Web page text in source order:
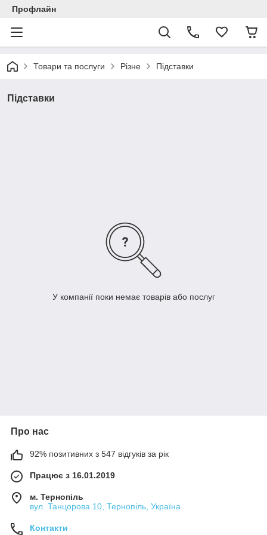
Профлайн
Товари та послуги Різне Підставки
Підставки
У компанії поки немає товарів або послуг
Про нас
92% позитивних з 547 відгуків за рік
Працює з 16.01.2019
м. Тернопіль
вул. Танцорова 10, Тернопіль, Україна
Контакти